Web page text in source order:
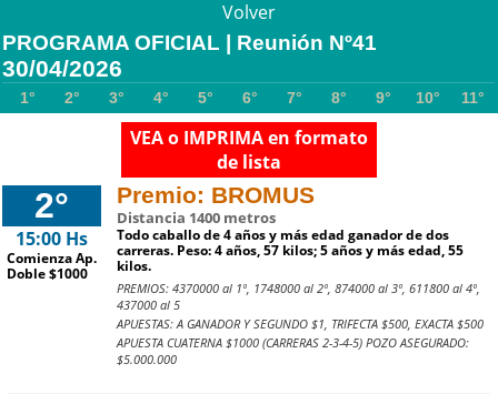
Volver
PROGRAMA OFICIAL | Reunión Nº41
30/04/2026
1° 2° 3° 4° 5° 6° 7° 8° 9° 10° 11°
VEA o IMPRIMA en formato
de lista
2°
15:00 Hs
Comienza Ap.
Doble $1000
Premio: BROMUS
Distancia 1400 metros
Todo caballo de 4 años y más edad ganador de dos
carreras. Peso: 4 años, 57 kilos; 5 años y más edad, 55
kilos.
PREMIOS: 4370000 al 1º, 1748000 al 2º, 874000 al 3º, 611800 al 4º,
437000 al 5
APUESTAS: A GANADOR Y SEGUNDO $1, TRIFECTA $500, EXACTA $500
APUESTA CUATERNA $1000 (CARRERAS 2-3-4-5) POZO ASEGURADO:
$5.000.000